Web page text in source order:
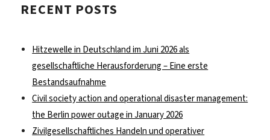
RECENT POSTS
Hitzewelle in Deutschland im Juni 2026 als
gesellschaftliche Herausforderung – Eine erste
Bestandsaufnahme
Civil society action and operational disaster management:
the Berlin power outage in January 2026
Zivilgesellschaftliches Handeln und operativer